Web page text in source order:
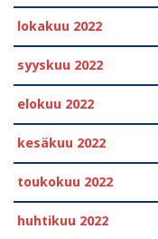
lokakuu 2022
syyskuu 2022
elokuu 2022
kesäkuu 2022
toukokuu 2022
huhtikuu 2022